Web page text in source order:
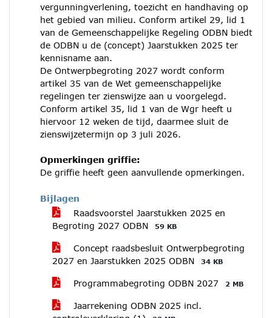
vergunningverlening, toezicht en handhaving op
het gebied van milieu. Conform artikel 29, lid 1
van de Gemeenschappelijke Regeling ODBN biedt
de ODBN u de (concept) Jaarstukken 2025 ter
kennisname aan.
De Ontwerpbegroting 2027 wordt conform
artikel 35 van de Wet gemeenschappelijke
regelingen ter zienswijze aan u voorgelegd.
Conform artikel 35, lid 1 van de Wgr heeft u
hiervoor 12 weken de tijd, daarmee sluit de
zienswijzetermijn op 3 juli 2026.
Opmerkingen griffie:
De griffie heeft geen aanvullende opmerkingen.
Bijlagen
Raadsvoorstel Jaarstukken 2025 en
Begroting 2027 ODBN
59 KB
Concept raadsbesluit Ontwerpbegroting
2027 en Jaarstukken 2025 ODBN
34 KB
Programmabegroting ODBN 2027 2 MB
Jaarrekening ODBN 2025 incl.